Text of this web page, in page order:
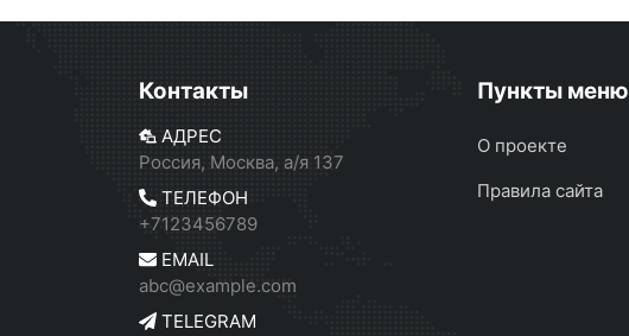
Контакты
АДРЕС
Россия, Москва, а/я 137
ТЕЛЕФОН
+7123456789
EMAIL
abc@example.com
TELEGRAM
Пункты меню
О проекте
Правила сайта